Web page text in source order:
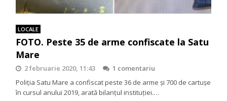
LOCALE
FOTO. Peste 35 de arme confiscate la Satu
Mare
2 februarie 2020, 11:43
1 comentariu
Poliţia Satu Mare a confiscat peste 36 de arme şi 700 de cartuşe
în cursul anului 2019, arată bilanțul instituției.…